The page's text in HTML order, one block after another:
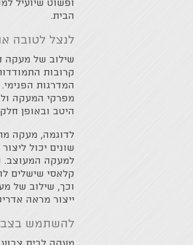
ופשוט שיועיל
הבית.
לנצל לטובה
שילוב של מעקה
קרובות
המדרגות
מפרקי המעקה
היטב ובאופן
לדוגמה, מעקה
שונים יכול
למעקה המעוצב.
קלאסי שישלים
וכך, שילוב של
ייצור מראה
להשתמש